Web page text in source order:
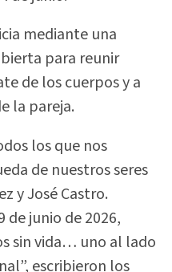
mediante una
para reunir
de los cuerpos y a
la pareja.
los que nos
de nuestros seres
y José Castro.
junio de 2026,
sin vida… uno al lado
escribieron los